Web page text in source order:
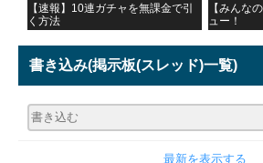
【速報】10連ガチャを無課金で引
く方法
【みんな
ュー！
書き込み(掲示板(スレッド)一覧)
最新を表示する